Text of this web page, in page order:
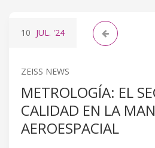
10 JUL. '24
ZEISS NEWS
METROLOGÍA: EL
CALIDAD EN LA
AEROESPACIAL